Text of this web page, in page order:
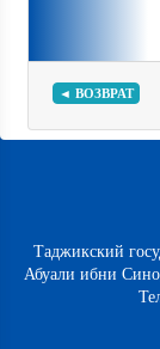
◄ ВОЗВРАТ
Таджикский
Абуали ибни